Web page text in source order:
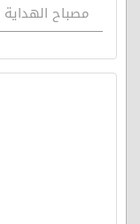
مصباح الهداية 272 - مسائل مختلفة حول الصبر